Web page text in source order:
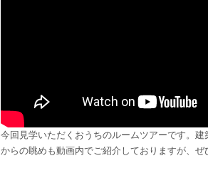
今回見学いただくおうちのルームツアーです。
からの眺めも動画内でご紹介しておりますが、